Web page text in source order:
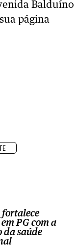
Balduíno
página
PG com a
da saúde